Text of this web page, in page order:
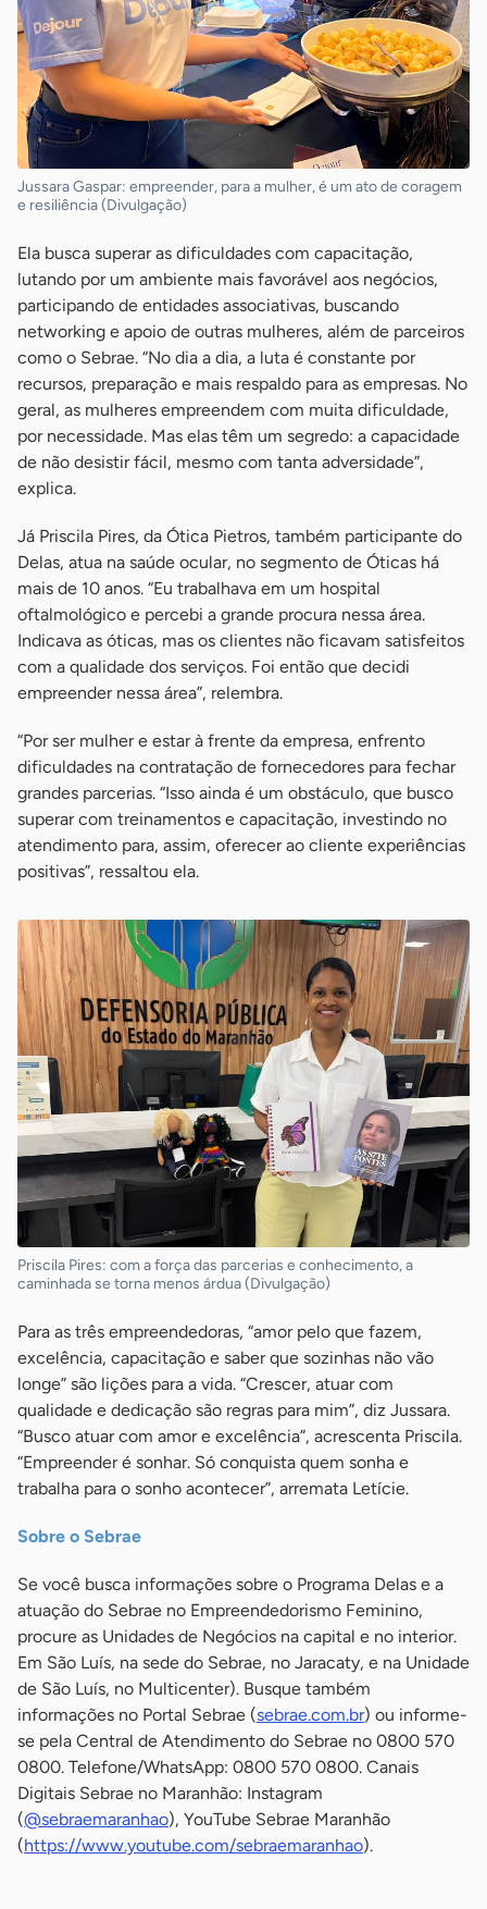
Jussara Gaspar: empreender, para a mulher, é um ato de coragem
e resiliência (Divulgação)
Ela busca superar as dificuldades com capacitação,
lutando por um ambiente mais favorável aos negócios,
participando de entidades associativas, buscando
networking e apoio de outras mulheres, além de parceiros
como o Sebrae. “No dia a dia, a luta é constante por
recursos, preparação e mais respaldo para as empresas. No
geral, as mulheres empreendem com muita dificuldade,
por necessidade. Mas elas têm um segredo: a capacidade
de não desistir fácil, mesmo com tanta adversidade”,
explica.
Já Priscila Pires, da Ótica Pietros, também participante do
Delas, atua na saúde ocular, no segmento de Óticas há
mais de 10 anos. “Eu trabalhava em um hospital
oftalmológico e percebi a grande procura nessa área.
Indicava as óticas, mas os clientes não ficavam satisfeitos
com a qualidade dos serviços. Foi então que decidi
empreender nessa área”, relembra.
“Por ser mulher e estar à frente da empresa, enfrento
dificuldades na contratação de fornecedores para fechar
grandes parcerias. “Isso ainda é um obstáculo, que busco
superar com treinamentos e capacitação, investindo no
atendimento para, assim, oferecer ao cliente experiências
positivas”, ressaltou ela.
Priscila Pires: com a força das parcerias e conhecimento, a
caminhada se torna menos árdua (Divulgação)
Para as três empreendedoras, “amor pelo que fazem,
excelência, capacitação e saber que sozinhas não vão
longe” são lições para a vida. “Crescer, atuar com
qualidade e dedicação são regras para mim”, diz Jussara.
“Busco atuar com amor e excelência”, acrescenta Priscila.
“Empreender é sonhar. Só conquista quem sonha e
trabalha para o sonho acontecer”, arremata Letície.
Sobre o Sebrae
Se você busca informações sobre o Programa Delas e a
atuação do Sebrae no Empreendedorismo Feminino,
procure as Unidades de Negócios na capital e no interior.
Em São Luís, na sede do Sebrae, no Jaracaty, e na Unidade
de São Luís, no Multicenter). Busque também
informações no Portal Sebrae (sebrae.com.br) ou informe-
se pela Central de Atendimento do Sebrae no 0800 570
0800. Telefone/WhatsApp: 0800 570 0800. Canais
Digitais Sebrae no Maranhão: Instagram
(@sebraemaranhao), YouTube Sebrae Maranhão
(https://www.youtube.com/sebraemaranhao).